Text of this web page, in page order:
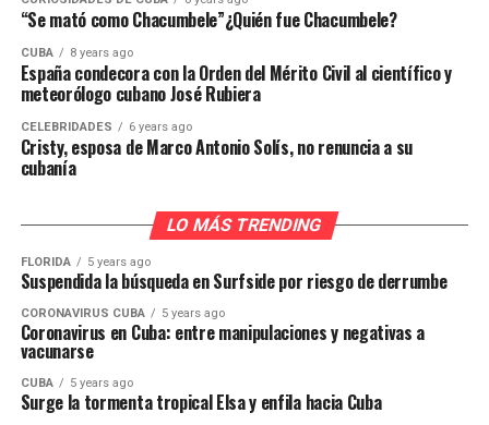
“Se mató como Chacumbele”¿Quién fue Chacumbele?
CUBA 8 years ago
España condecora con la Orden del Mérito Civil al científico y
meteorólogo cubano José Rubiera
CELEBRIDADES 6 years ago
Cristy, esposa de Marco Antonio Solís, no renuncia a su
cubanía
LO MÁS TRENDING
FLORIDA 5 years ago
Suspendida la búsqueda en Surfside por riesgo de derrumbe
CORONAVIRUS CUBA 5 years ago
Coronavirus en Cuba: entre manipulaciones y negativas a
vacunarse
CUBA 5 years ago
Surge la tormenta tropical Elsa y enfila hacia Cuba